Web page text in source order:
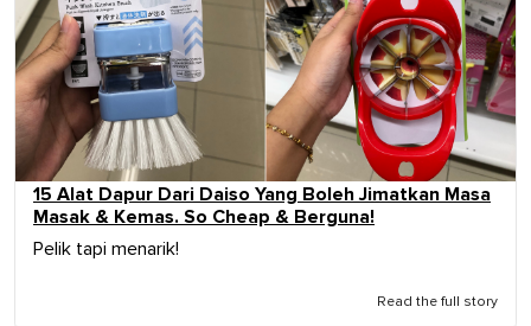
15 Alat Dapur Dari Daiso Yang Boleh Jimatkan Masa
Masak & Kemas. So Cheap & Berguna!
Pelik tapi menarik!
Read the full story